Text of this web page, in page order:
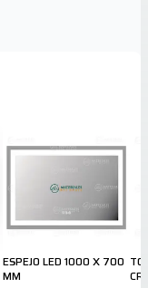
ESPEJO LED 1000 X 700
MM